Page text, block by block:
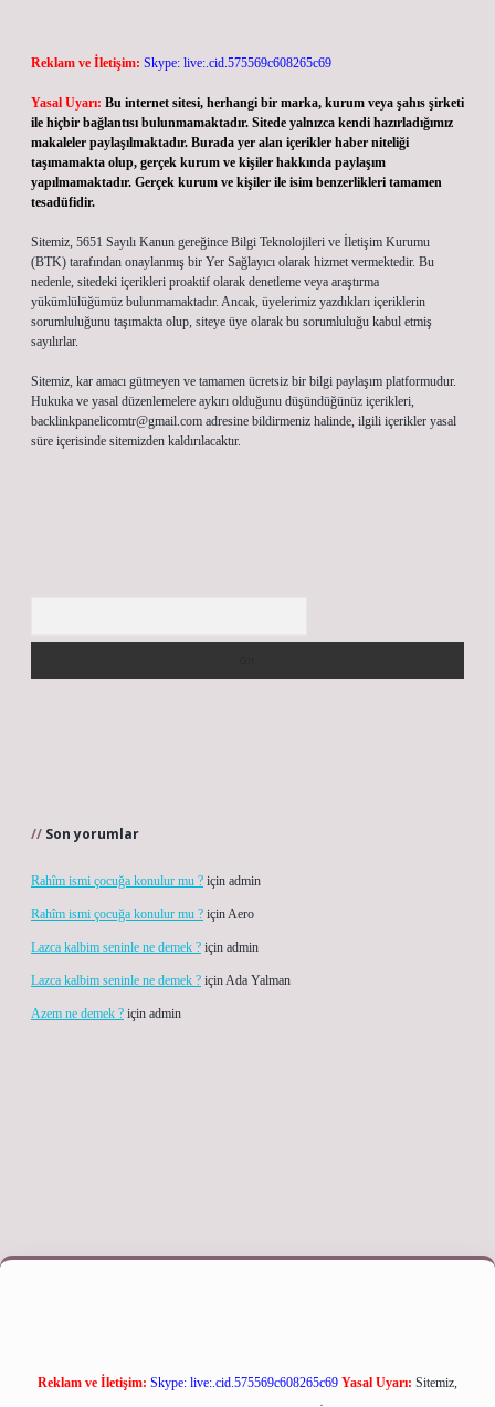
Reklam ve İletişim: Skype: live:.cid.575569c608265c69
Yasal Uyarı: Bu internet sitesi, herhangi bir marka, kurum veya şahıs şirketi
ile hiçbir bağlantısı bulunmamaktadır. Sitede yalnızca kendi hazırladığımız
makaleler paylaşılmaktadır. Burada yer alan içerikler haber niteliği
taşımamakta olup, gerçek kurum ve kişiler hakkında paylaşım
yapılmamaktadır. Gerçek kurum ve kişiler ile isim benzerlikleri tamamen
tesadüfidir.
Sitemiz, 5651 Sayılı Kanun gereğince Bilgi Teknolojileri ve İletişim Kurumu
(BTK) tarafından onaylanmış bir Yer Sağlayıcı olarak hizmet vermektedir. Bu
nedenle, sitedeki içerikleri proaktif olarak denetleme veya araştırma
yükümlülüğümüz bulunmamaktadır. Ancak, üyelerimiz yazdıkları içeriklerin
sorumluluğunu taşımakta olup, siteye üye olarak bu sorumluluğu kabul etmiş
sayılırlar.
Sitemiz, kar amacı gütmeyen ve tamamen ücretsiz bir bilgi paylaşım platformudur.
Hukuka ve yasal düzenlemelere aykırı olduğunu düşündüğünüz içerikleri,
backlinkpanelicomtr@gmail.com adresine bildirmeniz halinde, ilgili içerikler yasal
süre içerisinde sitemizden kaldırılacaktır.
Son yorumlar
Rahîm ismi çocuğa konulur mu ? için admin
Rahîm ismi çocuğa konulur mu ? içinAero
Lazca kalbim seninle ne demek ? için admin
Lazca kalbim seninle ne demek ? içinAda Yalman
Azem ne demek ? için admin
Reklam ve İletişim: Skype: live:.cid.575569c608265c69 Yasal Uyarı: Sitemiz,